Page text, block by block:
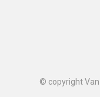
© copyright Van